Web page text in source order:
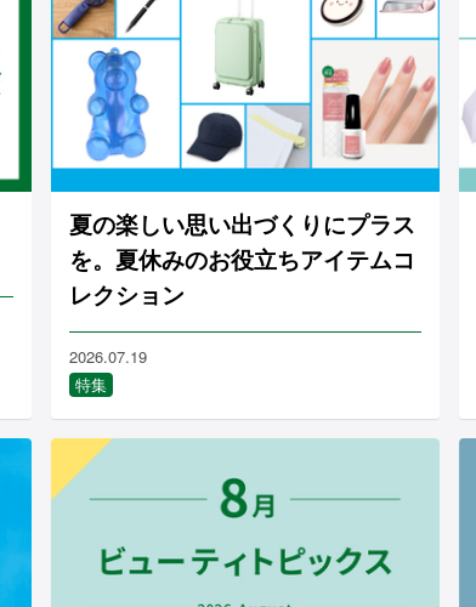
夏の楽しい思い出づくりにプラス
を。夏休みのお役立ちアイテムコ
レクション
2026.07.19
特集